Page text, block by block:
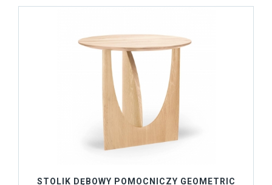
STOLIK DĘBOWY POMOCNICZY GEOMETRIC